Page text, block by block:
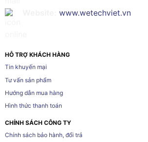
www.wetechviet.vn
HỖ TRỢ KHÁCH HÀNG
Tin khuyến mại
Tư vấn sản phẩm
Hướng dẫn mua hàng
Hình thức thanh toán
CHÍNH SÁCH CÔNG TY
Chính sách bảo hành, đổi trả